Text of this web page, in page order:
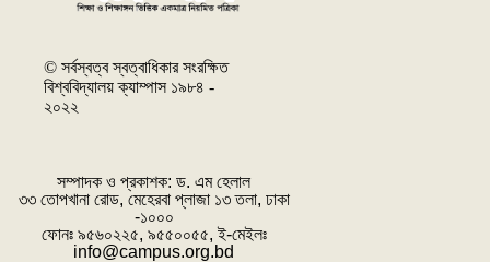
© সর্বস্বত্ব স্বত্বাধিকার সংরক্ষিত
বিশ্ববিদ্যালয় ক্যাম্পাস ১৯৮৪ -
২০২২
সম্পাদক ও প্রকাশক: ‌ড. এম হেলাল
৩৩ তোপখানা রোড, মেহেরবা প্লাজা ১৩ তলা, ঢাকা
-১০০০
ফোনঃ ৯৫৬০২২৫, ৯৫৫০০৫৫, ই-মেইলঃ
info@campus.org.bd